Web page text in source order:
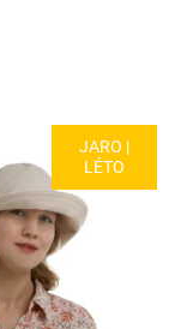
JARO |
LÉTO
dámský
nebo
rozšířená
elegantní